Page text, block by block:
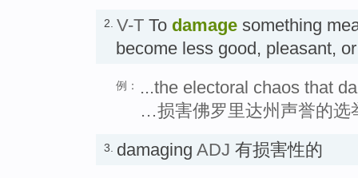
2. V-T To damage something
become less good, pleasant,
例：
...the electoral chaos that
…损害佛罗里达州声誉的选
3. damaging ADJ 有损害性的